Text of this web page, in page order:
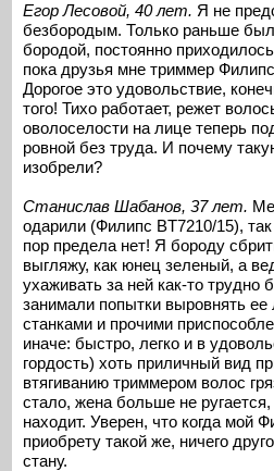
Егор Лесовой, 40 лет. Я не
безбородым. Только раньше
бородой, постоянно
пока друзья мне триммер
Дорогое это удовольствие,
того! Тихо работает, режет
оволоселости на лице теперь
ровной без труда. И почему
изобрели?
Станислав Шабанов, 37 лет.
одарили (Филипс BT7210/15),
пор предела нет! Я бороду
выгляжу, как юнец зеленый, а
ухаживать за ней как-то трудно
занимали попытки выровнять
станками и прочими
иначе: быстро, легко и в
гордость) хоть приличный вид
втягиванию триммером волос
стало, жена больше не
находит. Уверен, что когда мой
приобрету такой же, ничего
стану.